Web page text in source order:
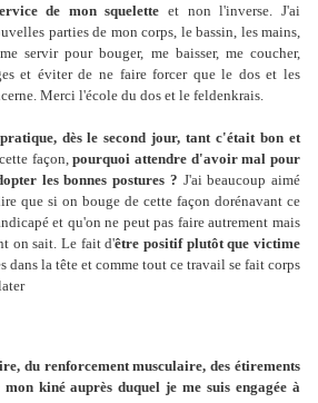
de mon squelette et non l'inverse. J'ai
parties de mon corps, le bassin, les mains,
servir pour bouger, me baisser, me coucher,
et éviter de ne faire forcer que le dos et les
Merci l'école du dos et le feldenkrais.
dès le second jour, tant c'était bon et
façon,pourquoi attendre d'avoir mal pour
les bonnes postures ? J'ai beaucoup aimé
que si on bouge de cette façon dorénavant ce
et qu'on ne peut pas faire autrement mais
on sait. Le fait d'être positif plutôt que victime
dans la tête et comme tout ce travail se fait corps
du renforcement musculaire, des étirements
kiné auprès duquel je me suis engagée à